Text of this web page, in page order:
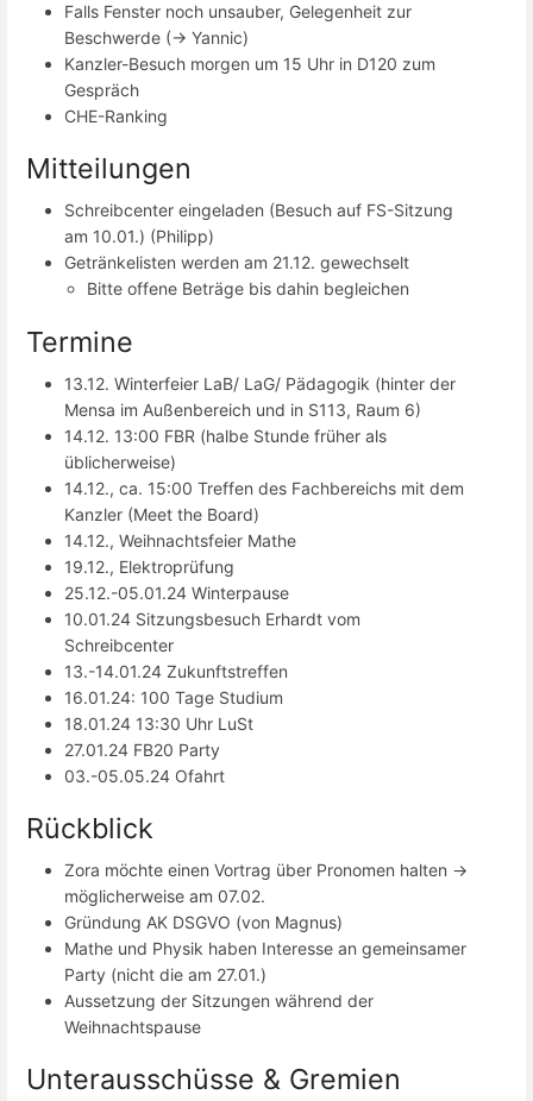
Falls Fenster noch unsauber, Gelegenheit zur
Beschwerde (-> Yannic)
Kanzler-Besuch morgen um 15 Uhr in D120 zum
Gespräch
CHE-Ranking
Mitteilungen
Schreibcenter eingeladen (Besuch auf FS-Sitzung
am 10.01.) (Philipp)
Getränkelisten werden am 21.12. gewechselt
Bitte offene Beträge bis dahin begleichen
Termine
13.12. Winterfeier LaB/ LaG/ Pädagogik (hinter der
Mensa im Außenbereich und in S113, Raum 6)
14.12. 13:00 FBR (halbe Stunde früher als
üblicherweise)
14.12., ca. 15:00 Treffen des Fachbereichs mit dem
Kanzler (Meet the Board)
14.12., Weihnachtsfeier Mathe
19.12., Elektroprüfung
25.12.-05.01.24 Winterpause
10.01.24 Sitzungsbesuch Erhardt vom
Schreibcenter
13.-14.01.24 Zukunftstreffen
16.01.24: 100 Tage Studium
18.01.24 13:30 Uhr LuSt
27.01.24 FB20 Party
03.-05.05.24 Ofahrt
Rückblick
Zora möchte einen Vortrag über Pronomen halten ->
möglicherweise am 07.02.
Gründung AK DSGVO (von Magnus)
Mathe und Physik haben Interesse an gemeinsamer
Party (nicht die am 27.01.)
Aussetzung der Sitzungen während der
Weihnachtspause
Unterausschüsse & Gremien